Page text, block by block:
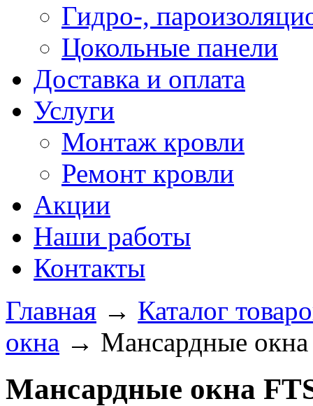
Гидро-,
Цокольные панели
Доставка и оплата
Услуги
Монтаж кровли
Ремонт кровли
Акции
Наши работы
Контакты
Главная → Каталог
окна → Мансардные
Мансардные окна